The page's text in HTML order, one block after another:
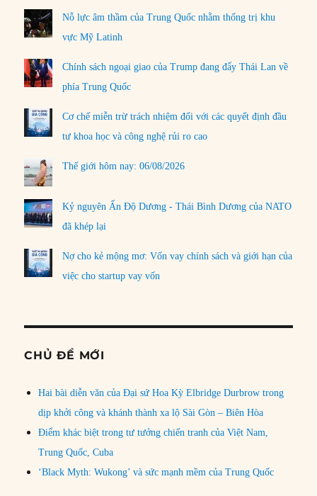
Nỗ lực âm thầm của Trung Quốc nhằm thống trị khu
vực Mỹ Latinh
Chính sách ngoại giao của Trump đang đẩy Thái Lan về
phía Trung Quốc
Cơ chế miễn trừ trách nhiệm đối với các quyết định đầu
tư khoa học và công nghệ rủi ro cao
Thế giới hôm nay: 06/08/2026
Kỷ nguyên Ấn Độ Dương - Thái Bình Dương của NATO
đã khép lại
Nợ cho kẻ mộng mơ: Vốn vay chính sách và giới hạn của
việc cho startup vay vốn
CHỦ ĐỀ MỚI
Hai bài diễn văn của Đại sứ Hoa Kỳ Elbridge Durbrow trong
dịp khởi công và khánh thành xa lộ Sài Gòn – Biên Hòa
Điểm khác biệt trong tư tưởng chiến tranh của Việt Nam,
Trung Quốc, Cuba
‘Black Myth: Wukong’ và sức mạnh mềm của Trung Quốc